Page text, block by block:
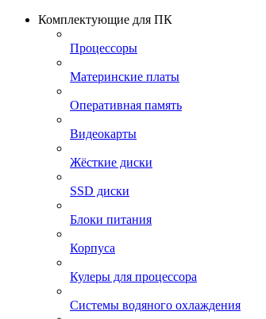
Комплектующие для ПК
Процессоры
Материнские платы
Оперативная память
Видеокарты
Жёсткие диски
SSD диски
Блоки питания
Корпуса
Кулеры для процессора
Системы водяного охлаждения